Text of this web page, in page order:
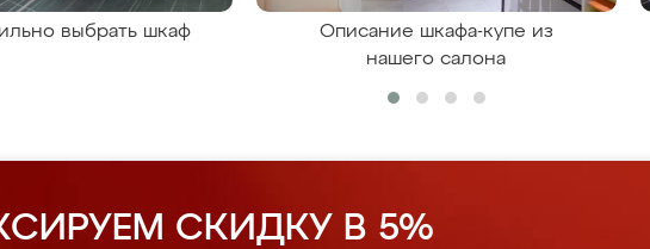
выбрать шкаф
Описание шкафа-купе из
нашего салона
СКИДКУ В 5%